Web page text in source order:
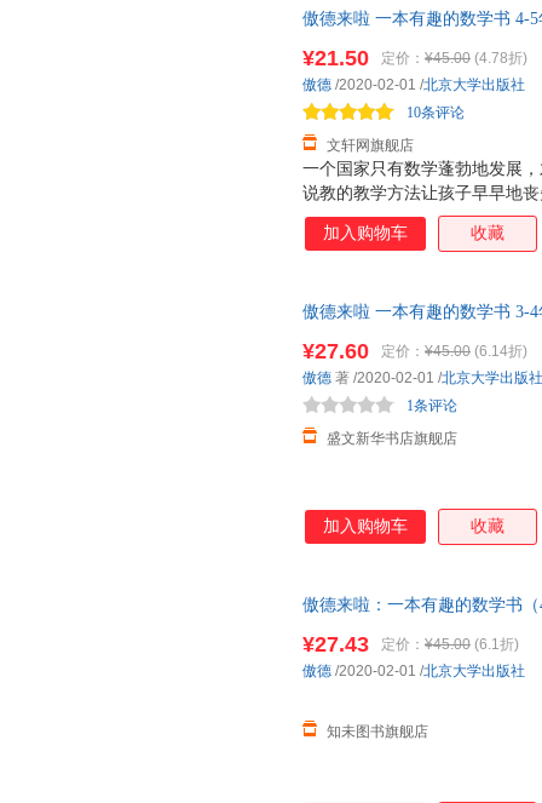
用漫画形式呈现，必定有助于
趣。 ——数学科普作家 彭翕成
学习，尤其数学学习，是件苦
的巧克力，让学
傲德来啦 一本有趣的数学书 4-
85%城市次日达，团购优惠咨
一个国家只有数学蓬勃地发展
说教的教学方法让孩子早早地
书以幽默有趣的漫画故事，消
乐，更给予他们知识与启示
用漫画形式呈现，必定有助于
趣。 ——数学科普作家 彭翕成
学习，尤其数学学习，是件苦
的巧克力，让学
¥21.50 定价： ¥45.00 (4.78折)
文轩网旗舰店
10条评论
傲德 /2020-02-01 /北京大学出版社
加入购物车 收藏
傲德来啦 一本有趣的数学书 3-
¥27.60 定价： ¥45.00 (6.14折)
盛文新华书店旗舰店
1条评论
傲德 著 /2020-02-01 /北京大学出版社
加入购物车 收藏
傲德来啦：一本有趣的数学书
¥27.43 定价： ¥45.00 (6.1折)
知未图书旗舰店
傲德 /2020-02-01 /北京大学出版社